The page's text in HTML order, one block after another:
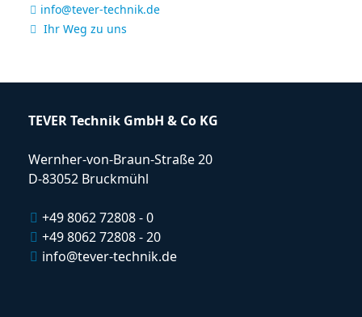
info@tever-technik.de
Ihr Weg zu uns
TEVER Technik GmbH & Co KG
Wernher-von-Braun-Straße 20
D-83052 Bruckmühl
+49 8062 72808 - 0
+49 8062 72808 - 20
info@tever-technik.de